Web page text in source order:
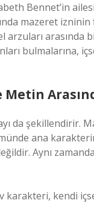
Bennet’in
mazeret izninin
arasında
bulmalarına,
Metin
da şekillendirir.
ana
Aynı
karakteri, kendi